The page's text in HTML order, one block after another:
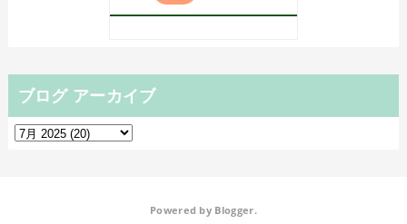
ブログ アーカイブ
Powered by Blogger.